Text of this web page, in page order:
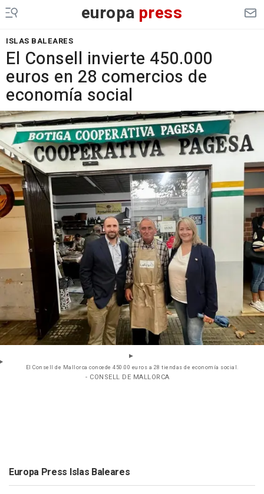
europa press
ISLAS BALEARES
El Consell invierte 450.000
euros en 28 comercios de
economía social
El Consell de Mallorca concede 450.00 euros a 28 tiendas de economía social.
- CONSELL DE MALLORCA
Europa Press Islas Baleares